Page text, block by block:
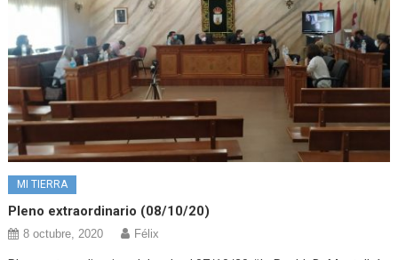
MI TIERRA
Pleno extraordinario (08/10/20)
8 octubre, 2020 Félix